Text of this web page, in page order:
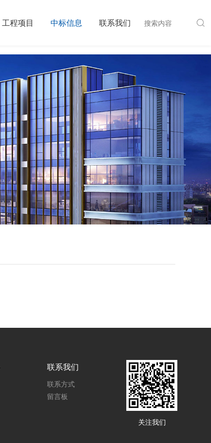
工程项目 中标信息 联系我们
联系我们
联系方式
留言板
关注我们